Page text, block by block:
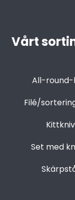
Vårt
All-round-
Filé/
Kittkniv
Set med